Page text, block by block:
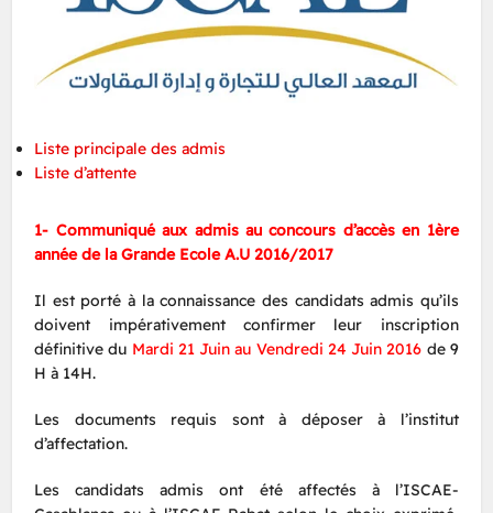
Liste principale des admis
Liste d’attente
1- Communiqué aux admis au concours d’accès en 1ère
année de la Grande Ecole A.U 2016/2017
Il est porté à la connaissance des candidats admis qu’ils
doivent impérativement confirmer leur inscription
définitive du Mardi 21 Juin au Vendredi 24 Juin 2016 de 9
H à 14H.
Les documents requis sont à déposer à l’institut
d’affectation.
Les candidats admis ont été affectés à l’ISCAE-